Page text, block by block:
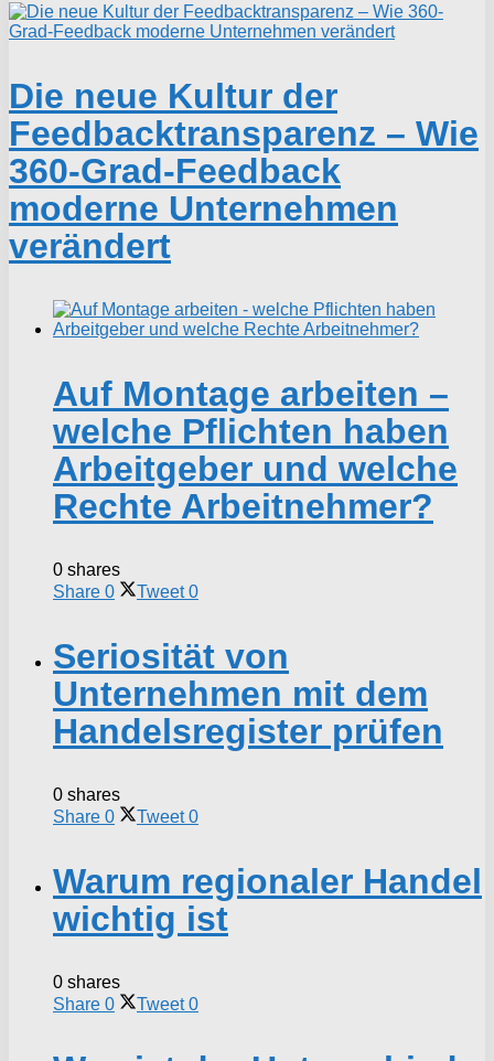
Die neue Kultur der
Feedbacktransparenz – Wie
360-Grad-Feedback
moderne Unternehmen
verändert
Auf Montage arbeiten –
welche Pflichten haben
Arbeitgeber und welche
Rechte Arbeitnehmer?
0 shares
Share 0 Tweet 0
Seriosität von
Unternehmen mit dem
Handelsregister prüfen
0 shares
Share 0 Tweet 0
Warum regionaler Handel
wichtig ist
0 shares
Share 0 Tweet 0